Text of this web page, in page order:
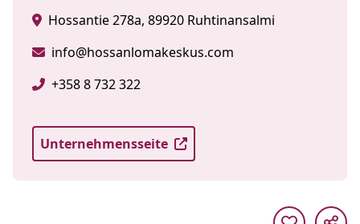
Hossantie 278a, 89920 Ruhtinansalmi
info@hossanlomakeskus.com
+358 8 732 322
Unternehmensseite